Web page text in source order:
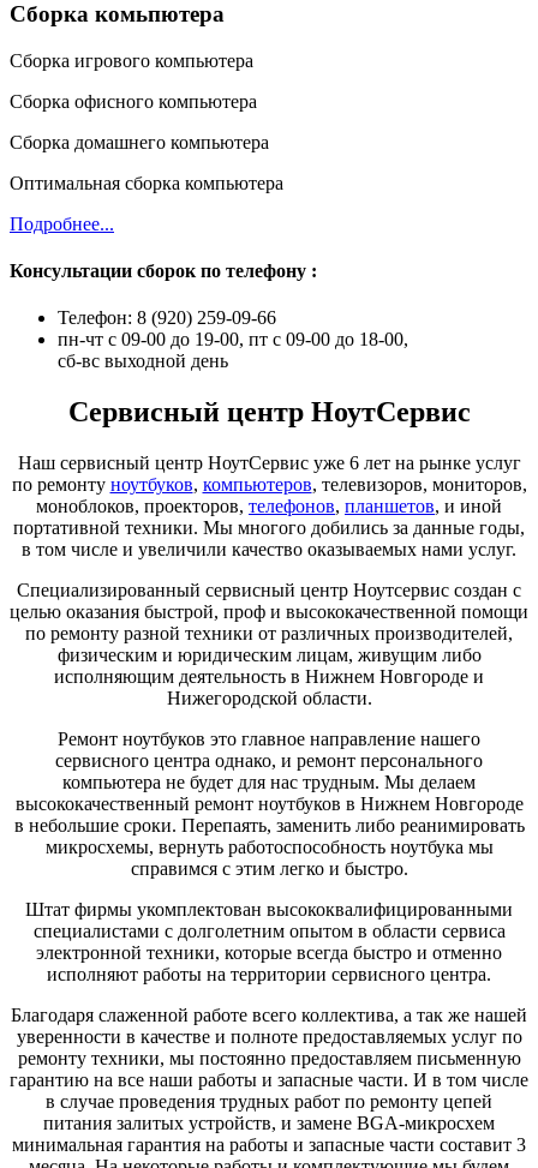
Сборка комьпютера
Сборка игрового компьютера
Сборка офисного компьютера
Сборка домашнего компьютера
Оптимальная сборка компьютера
Подробнее...
Консультации сборок по телефону :
Телефон: 8 (920) 259-09-66
пн-чт с 09-00 до 19-00, пт с 09-00 до 18-00,
сб-вс выходной день
Сервисный центр НоутСервис
Наш сервисный центр НоутСервис уже 6 лет на рынке услуг
по ремонту ноутбуков, компьютеров, телевизоров, мониторов,
моноблоков, проекторов, телефонов, планшетов, и иной
портативной техники. Мы многого добились за данные годы,
в том числе и увеличили качество оказываемых нами услуг.
Специализированный сервисный центр Ноутсервис создан с
целью оказания быстрой, проф и высококачественной помощи
по ремонту разной техники от различных производителей,
физическим и юридическим лицам, живущим либо
исполняющим деятельность в Нижнем Новгороде и
Нижегородской области.
Ремонт ноутбуков это главное направление нашего
сервисного центра однако, и ремонт персонального
компьютера не будет для нас трудным. Мы делаем
высококачественный ремонт ноутбуков в Нижнем Новгороде
в небольшие сроки. Перепаять, заменить либо реанимировать
микросхемы, вернуть работоспособность ноутбука мы
справимся с этим легко и быстро.
Штат фирмы укомплектован высококвалифицированными
специалистами с долголетним опытом в области сервиса
электронной техники, которые всегда быстро и отменно
исполняют работы на территории сервисного центра.
Благодаря слаженной работе всего коллектива, а так же нашей
уверенности в качестве и полноте предоставляемых услуг по
ремонту техники, мы постоянно предоставляем письменную
гарантию на все наши работы и запасные части. И в том числе
в случае проведения трудных работ по ремонту цепей
питания залитых устройств, и замене BGA-микросхем
минимальная гарантия на работы и запасные части составит 3